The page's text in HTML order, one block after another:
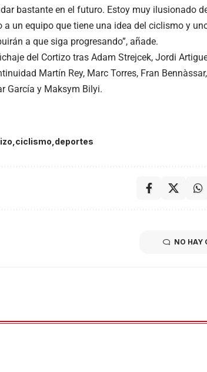
bastante en el futuro. Estoy muy ilusionado
un equipo que tiene una idea del ciclismo y
a que siga progresando”, añade.
del Cortizo tras Adam Strejcek, Jordi
Martín Rey, Marc Torres, Fran
García y Maksym Bilyi.
ciclismo deportes
NO HAY